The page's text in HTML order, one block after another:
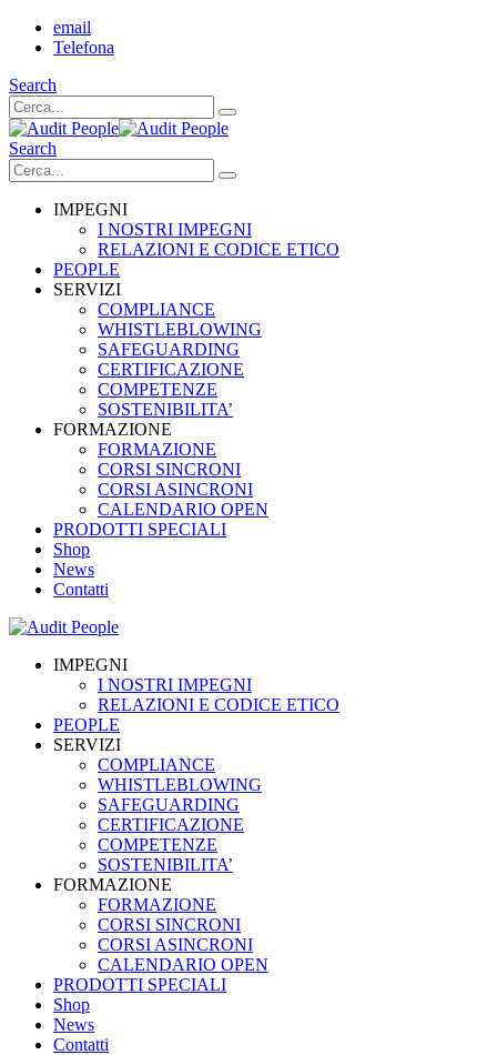
email
Telefona
Search
Search
IMPEGNI
I NOSTRI IMPEGNI
RELAZIONI E CODICE ETICO
PEOPLE
SERVIZI
COMPLIANCE
WHISTLEBLOWING
SAFEGUARDING
CERTIFICAZIONE
COMPETENZE
SOSTENIBILITA’
FORMAZIONE
FORMAZIONE
CORSI SINCRONI
CORSI ASINCRONI
CALENDARIO OPEN
PRODOTTI SPECIALI
Shop
News
Contatti
IMPEGNI
I NOSTRI IMPEGNI
RELAZIONI E CODICE ETICO
PEOPLE
SERVIZI
COMPLIANCE
WHISTLEBLOWING
SAFEGUARDING
CERTIFICAZIONE
COMPETENZE
SOSTENIBILITA’
FORMAZIONE
FORMAZIONE
CORSI SINCRONI
CORSI ASINCRONI
CALENDARIO OPEN
PRODOTTI SPECIALI
Shop
News
Contatti